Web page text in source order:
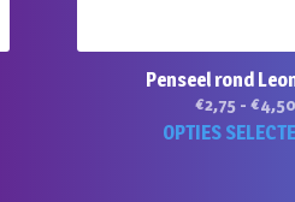
Penseel rond
€2,75 - €4,50
OPTIES